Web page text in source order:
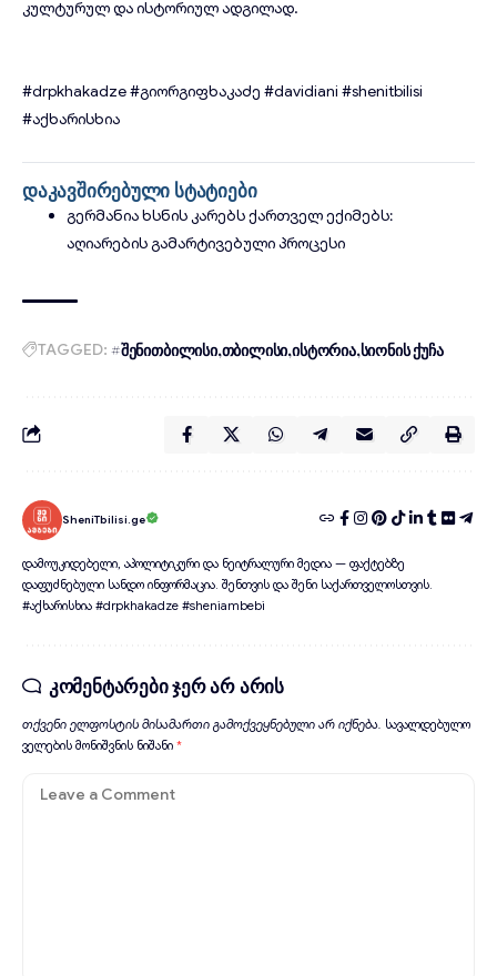
კულტურულ და ისტორიულ ადგილად.
#drpkhakadze#გიორგიფხაკაძე #davidiani #shenitbilisi
#აქხარისხია
დაკავშირებული სტატიები
გერმანია ხსნის კარებს ქართველ ექიმებს:
აღიარების გამარტივებული პროცესი
TAGGED: #შენითბილისი თბილისი ისტორია სიონის ქუჩა
SheniTbilisi.ge
დამოუკიდებელი, აპოლიტიკური და ნეიტრალური მედია — ფაქტებზე
დაფუძნებული სანდო ინფორმაცია. შენთვის და შენი საქართველოსთვის.
#აქხარისხია #drpkhakadze #sheniambebi
კომენტარები ჯერ არ არის
თქვენი ელფოსტის მისამართი გამოქვეყნებული არ იქნება. სავალდებულო
ველების მონიშვნის ნიშანი *